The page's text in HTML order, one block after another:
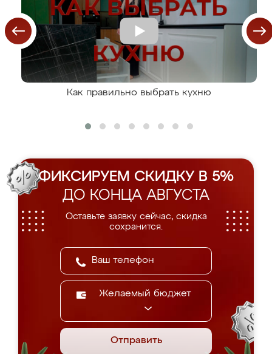
Как правильно выбрать кухню
ФИКСИРУЕМ СКИДКУ В 5%
ДО КОНЦА АВГУСТА
Оставьте заявку сейчас, скидка
сохранится.
Желаемый бюджет
Отправить